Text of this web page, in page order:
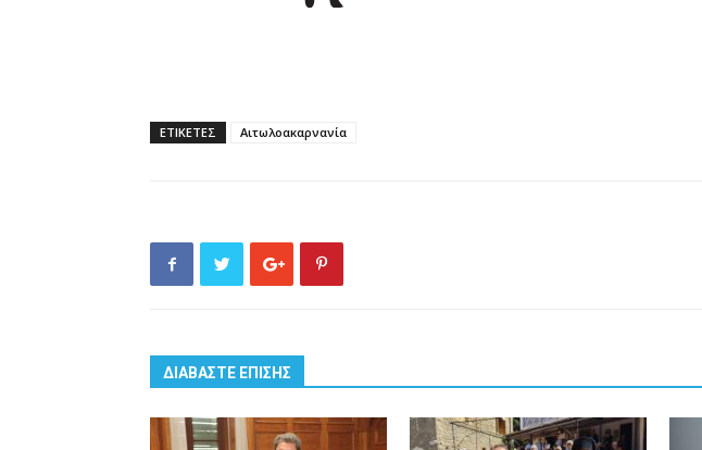
ΕΤΙΚΕΤΕΣ Αιτωλοακαρνανία
ΔΙΑΒΑΣΤΕ ΕΠΙΣΗΣ